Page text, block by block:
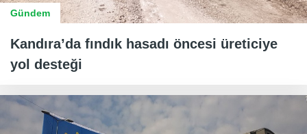
Gündem
Kandıra’da fındık hasadı öncesi üreticiye
yol desteği